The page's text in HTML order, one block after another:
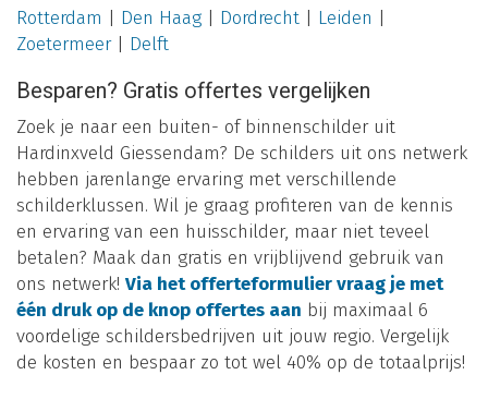
Rotterdam Den Haag Dordrecht Leiden
Zoetermeer| Delft
Besparen? Gratis offertes vergelijken
Zoek je naar een buiten- of binnenschilder uit
Hardinxveld Giessendam? De schilders uit ons netwerk
hebben jarenlange ervaring met verschillende
schilderklussen. Wil je graag profiteren van de kennis
en ervaring van een huisschilder, maar niet teveel
betalen? Maak dan gratis en vrijblijvend gebruik van
ons netwerk! Via het offerteformulier vraag je met
één druk op de knop offertes aan bij maximaal 6
voordelige schildersbedrijven uit jouw regio. Vergelijk
de kosten en bespaar zo tot wel 40% op de totaalprijs!